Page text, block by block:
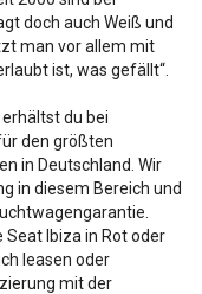
doch auch Weiß und
man vor allem mit
ist, was gefällt“.
du bei
den größten
in Deutschland. Wir
in diesem Bereich und
Ibiza in Rot oder
leasen oder
mit der